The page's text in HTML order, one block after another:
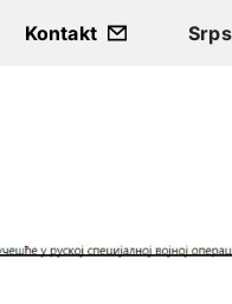
Kontakt